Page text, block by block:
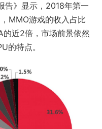
告》显示，2018年第一
MMO游戏的收入占比
的近2倍，市场前景依然
的特点。